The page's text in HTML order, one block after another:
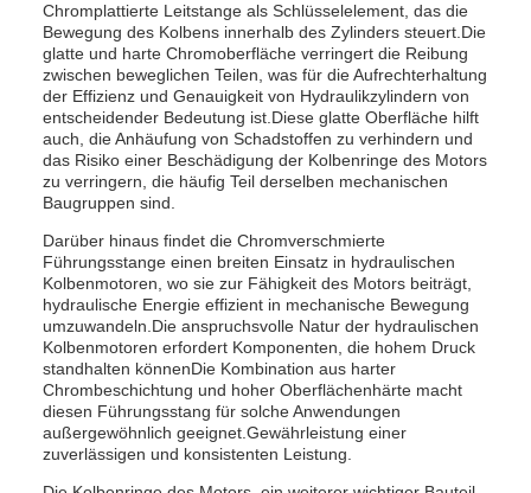
Chromplattierte Leitstange als Schlüsselelement, das die
Bewegung des Kolbens innerhalb des Zylinders steuert.Die
glatte und harte Chromoberfläche verringert die Reibung
zwischen beweglichen Teilen, was für die Aufrechterhaltung
der Effizienz und Genauigkeit von Hydraulikzylindern von
entscheidender Bedeutung ist.Diese glatte Oberfläche hilft
auch, die Anhäufung von Schadstoffen zu verhindern und
das Risiko einer Beschädigung der Kolbenringe des Motors
zu verringern, die häufig Teil derselben mechanischen
Baugruppen sind.
Darüber hinaus findet die Chromverschmierte
Führungsstange einen breiten Einsatz in hydraulischen
Kolbenmotoren, wo sie zur Fähigkeit des Motors beiträgt,
hydraulische Energie effizient in mechanische Bewegung
umzuwandeln.Die anspruchsvolle Natur der hydraulischen
Kolbenmotoren erfordert Komponenten, die hohem Druck
standhalten könnenDie Kombination aus harter
Chrombeschichtung und hoher Oberflächenhärte macht
diesen Führungsstang für solche Anwendungen
außergewöhnlich geeignet.Gewährleistung einer
zuverlässigen und konsistenten Leistung.